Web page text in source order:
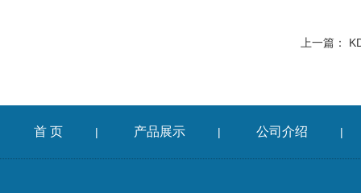
上一篇：
首 页 | 产品展示 | 公司介绍 |